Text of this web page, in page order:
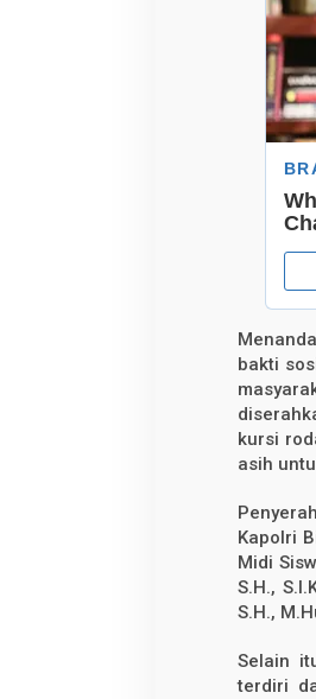
bakti
kursi
asih
Kapolri
Midi
S.H.,
S.H.,
Selain
terdiri